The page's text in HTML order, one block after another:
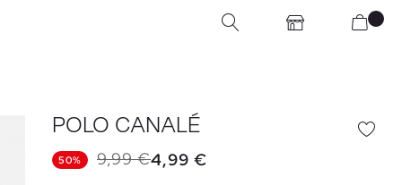
POLO CANALÉ
50% 9,99 €4,99 €